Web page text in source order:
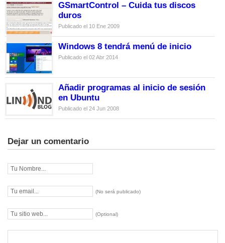
GSmartControl – Cuida tus discos
duros
Publicado el 10 Ene 2009
Windows 8 tendrá menú de inicio
Publicado el 02 Abr 2014
Añadir programas al inicio de sesión
en Ubuntu
Publicado el 24 Jun 2008
Dejar un comentario
(No será publicado)
(Optional)